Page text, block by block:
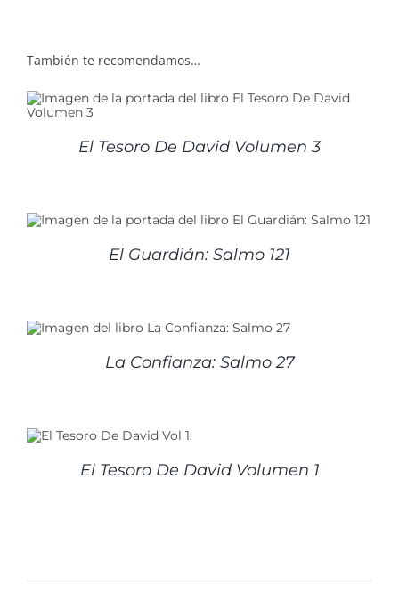
También te recomendamos…
El Tesoro De David Volumen 3
El Guardián: Salmo 121
La Confianza: Salmo 27
El Tesoro De David Volumen 1